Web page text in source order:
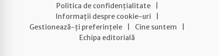
Politica de confidențialitate
Informații despre cookie-uri
Gestionează-ți preferințele
Cine suntem
Echipa editorială